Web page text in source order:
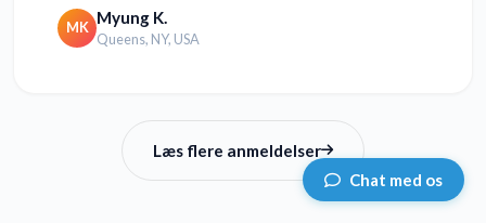
MK Myung K.
Queens, NY, USA
Læs flere anmeldelser
Chat med os